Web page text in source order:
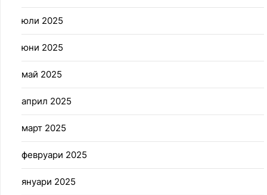
юли 2025
юни 2025
май 2025
април 2025
март 2025
февруари 2025
януари 2025